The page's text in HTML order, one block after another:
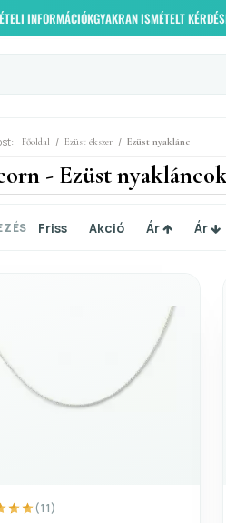
INFORMÁCIÓKGYAKRAN ISMÉTELT
Főoldal / Ezüst ékszer / Ezüst nyaklánc
- Ezüst
Friss Akció Ár Ár
(11)